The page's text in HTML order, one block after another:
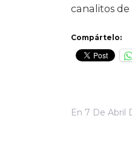
canalitos de
Compártelo:
En 7 De Abril